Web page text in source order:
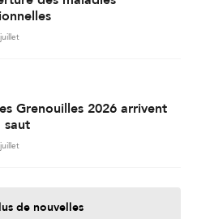
Grenouilles 2026 arrivent
saut
de nouvelles